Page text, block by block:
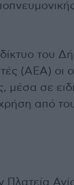
του
(ΑΕΑ) οι
σε
από